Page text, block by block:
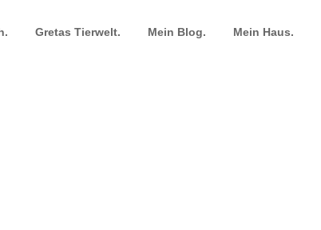
Gretas Tierwelt. Mein Blog. Mein Haus.